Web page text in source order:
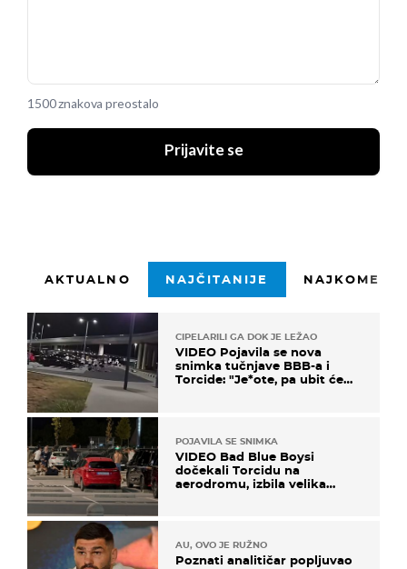
1500 znakova preostalo
Prijavite se
AKTUALNO NAJČITANIJE
CIPELARILI GA DOK JE LEŽAO
VIDEO Pojavila se nova
snimka tučnjave BBB-a i
Torcide: "Je*ote, pa ubit će
POJAVILA SE SNIMKA
VIDEO Bad Blue Boysi
dočekali Torcidu na
aerodromu, izbila velika
AU, OVO JE RUŽNO
Poznati analitičar popljuvao